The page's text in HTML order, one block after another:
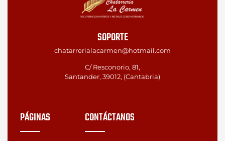
SOPORTE
chatarrerialacarmen@hotmail.com
C/ Resconorio, 81,
Santander, 39012, (Cantabria)
PÁGINAS CONTÁCTANOS